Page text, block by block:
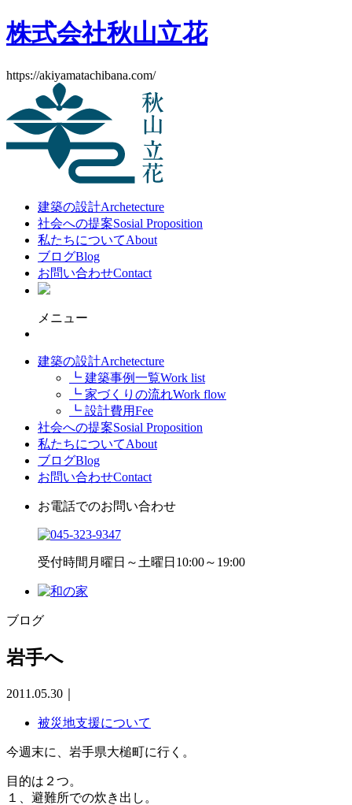
株式会社秋山立花
https://akiyamatachibana.com/
建築の設計Archetecture
社会への提案Sosial Proposition
私たちについてAbout
ブログBlog
お問い合わせContact
メニュー
建築の設計Archetecture
┗ 建築事例一覧Work list
┗ 家づくりの流れWork flow
┗ 設計費用Fee
社会への提案Sosial Proposition
私たちについてAbout
ブログBlog
お問い合わせContact
お電話でのお問い合わせ
受付時間 月曜日～土曜日10:00～19:00
ブログ
岩手へ
2011.05.30
被災地支援について
今週末に、岩手県大槌町に行く。
目的は２つ。
１、避難所での炊き出し。